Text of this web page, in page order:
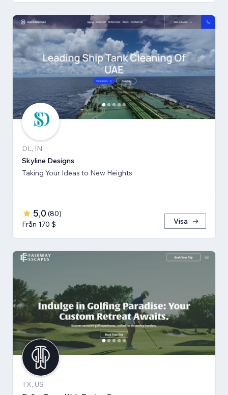
DL, IN
Skyline Designs
Taking Your Ideas to New Heights
5,0 (80)
Från 170 $
Visa
TX, US